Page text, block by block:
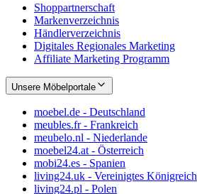
Shoppartnerschaft
Markenverzeichnis
Händlerverzeichnis
Digitales Regionales Marketing
Affiliate Marketing Programm
Unsere Möbelportale
moebel.de - Deutschland
meubles.fr - Frankreich
meubelo.nl - Niederlande
moebel24.at - Österreich
mobi24.es - Spanien
living24.uk - Vereinigtes Königreich
living24.pl - Polen